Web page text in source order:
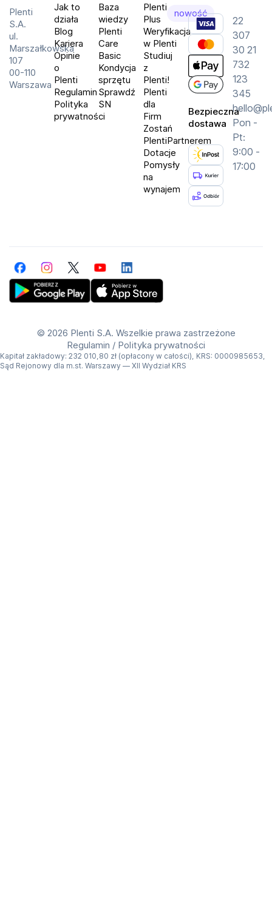
Plenti
S.A.
ul.
Marszałkowska
107
00-110
Warszawa
Jak to
działa
Blog
Kariera
Opinie
o
Plenti
Regulamin
Polityka
prywatności
Baza
wiedzy
Plenti
Care
Basic
Kondycja
sprzętu
Sprawdź
SN
Plenti
Plus
nowość
Weryfikacja
w Plenti
Studiuj
z
Plenti!
Plenti
dla
Firm
Zostań
PlentiPartnerem
Dotacje
Pomysły
na
wynajem
Bezpieczna
dostawa
22
307
30 21
732
123
345
Pon -
Pt:
9:00 -
17:00
FacebookInstagramTwitterYouTubeLinkedIn
© 2026 Plenti S.A. Wszelkie prawa zastrzeżone
Regulamin / Polityka prywatności
Kapitał zakładowy: 232 010,80 zł (opłacony w całości), KRS: 0000985653,
Sąd Rejonowy dla m.st. Warszawy — XII Wydział KRS